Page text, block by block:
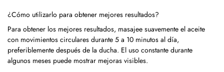
¿Cómo utilizarlo para obtener mejores resultados?
Para obtener los mejores resultados, masajee suavemente el aceite
con movimientos circulares durante 5 a 10 minutos al día,
preferiblemente después de la ducha. El uso constante durante
algunos meses puede mostrar mejoras visibles.